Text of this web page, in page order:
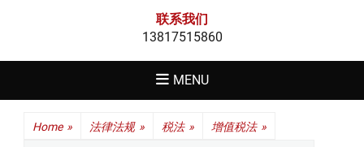
联系我们
13817515860
MENU
Home » 法律法规 » 税法 » 增值税法 »